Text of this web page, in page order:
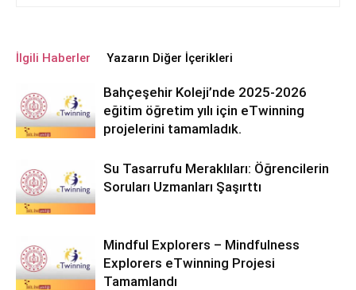
İlgili Haberler Yazarın Diğer İçerikleri
Bahçeşehir Koleji’nde 2025-2026
eğitim öğretim yılı için eTwinning
projelerini tamamladık.
Su Tasarrufu Meraklıları: Öğrencilerin
Soruları Uzmanları Şaşırttı
Mindful Explorers – Mindfulness
Explorers eTwinning Projesi
Tamamlandı